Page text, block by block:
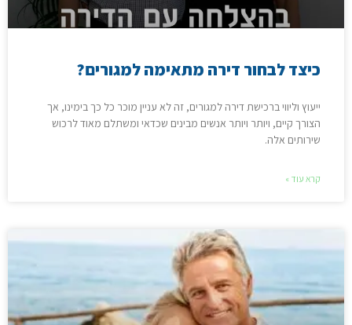
כיצד לבחור דירה מתאימה למגורים?
ייעוץ וליווי ברכישת דירה למגורים, זה לא עניין מוכר כל כך בימינו, אך
הצורך קיים, ויותר ויותר אנשים מבינים שכדאי ומשתלם מאוד לרכוש
שירותים אלה.
קרא עוד »